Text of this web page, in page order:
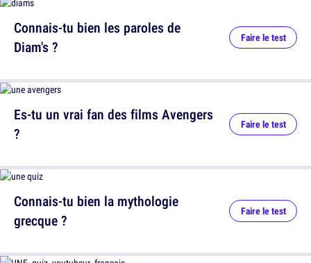
Connais-tu bien les paroles de
Diam's ?
Faire le test
Connais-tu bien la mythologie
grecque ?
Faire le test
Es-tu un vrai fan des films Avengers
?
Faire le test